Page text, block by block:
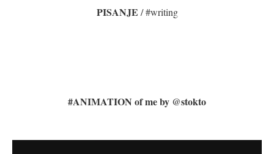
PISANJE / #writing
#ANIMATION of me by @stokto